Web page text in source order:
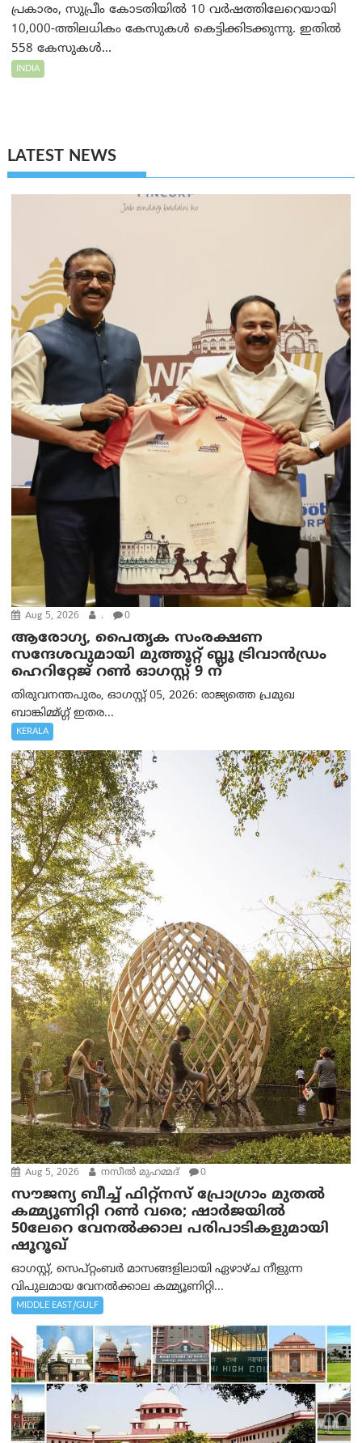
പ്രകാരം, സുപ്രീം കോടതിയിൽ 10 വർഷത്തിലേറെയായി
10,000-ത്തിലധികം കേസുകൾ കെട്ടിക്കിടക്കുന്നു. ഇതിൽ
558 കേസുകൾ...
INDIA
LATEST NEWS
Aug 5, 2026 . 0
ആരോഗ്യ, പൈതൃക സംരക്ഷണ
സന്ദേശവുമായി മുത്തൂറ്റ് ബ്ലൂ ട്രിവാൻഡ്രം
ഹെറിറ്റേജ് റൺ ഓഗസ്റ്റ് 9 ന്
തിരുവനന്തപുരം, ഓഗസ്റ്റ് 05, 2026: രാജ്യത്തെ പ്രമുഖ
ബാങ്കിമ്മ്ഗ്ഗ് ഇതര...
KERALA
Aug 5, 2026 നസീല്‍ മുഹമ്മദ് 0
സൗജന്യ ബീച്ച് ഫിറ്റ്നസ് പ്രോ​ഗ്രാം മുതൽ
കമ്മ്യൂണിറ്റി റൺ വരെ; ഷാർജയിൽ
50ലേറെ വേനൽക്കാല പരിപാടികളുമായി
ഷൂറൂഖ്
ഓഗസ്റ്റ്, സെപ്റ്റംബർ മാസങ്ങളിലായി ഏഴാഴ്ച നീളുന്ന
വിപുലമായ വേനൽക്കാല കമ്മ്യൂണിറ്റി...
MIDDLE EAST/GULF